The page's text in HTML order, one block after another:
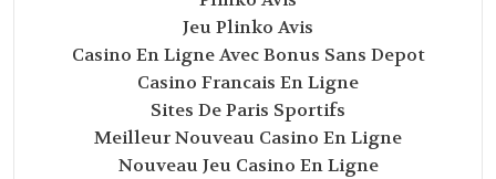
Jeu Plinko Avis
Casino En Ligne Avec Bonus Sans Depot
Casino Francais En Ligne
Sites De Paris Sportifs
Meilleur Nouveau Casino En Ligne
Nouveau Jeu Casino En Ligne